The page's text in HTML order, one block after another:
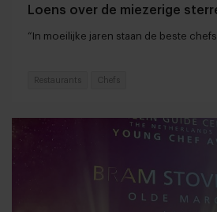
Loens over de miezerige
“In moeilijke jaren staan de beste
Restaurants Chefs